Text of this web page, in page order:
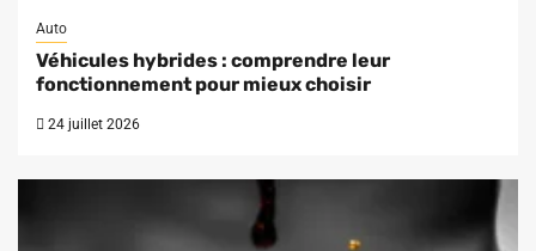
Auto
Véhicules hybrides : comprendre leur
fonctionnement pour mieux choisir
24 juillet 2026